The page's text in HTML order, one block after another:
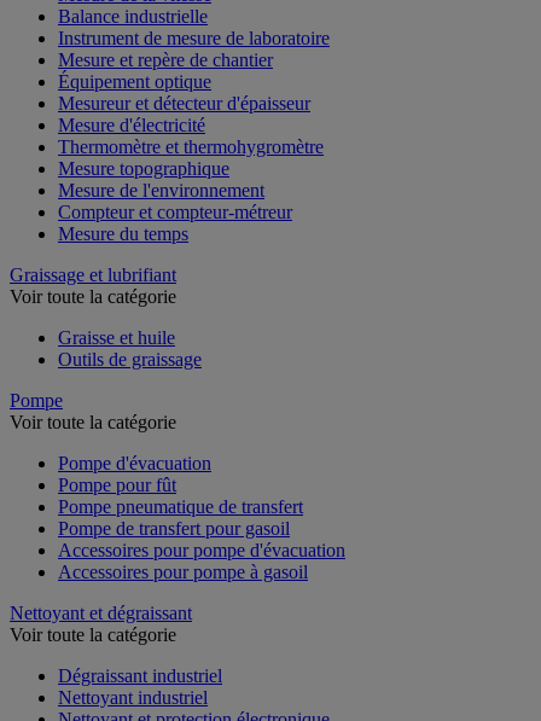
Balance industrielle
Instrument de mesure de laboratoire
Mesure et repère de chantier
Équipement optique
Mesureur et détecteur d'épaisseur
Mesure d'électricité
Thermomètre et thermohygromètre
Mesure topographique
Mesure de l'environnement
Compteur et compteur-métreur
Mesure du temps
Graissage et lubrifiant
Voir toute la catégorie
Graisse et huile
Outils de graissage
Pompe
Voir toute la catégorie
Pompe d'évacuation
Pompe pour fût
Pompe pneumatique de transfert
Pompe de transfert pour gasoil
Accessoires pour pompe d'évacuation
Accessoires pour pompe à gasoil
Nettoyant et dégraissant
Voir toute la catégorie
Dégraissant industriel
Nettoyant industriel